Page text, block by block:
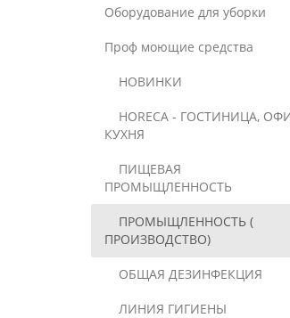
Оборудование для уборки
Проф моющие средства
НОВИНКИ
HORECA - ГОСТИНИЦА,
КУХНЯ
ПИЩЕВАЯ
ПРОМЫЩЛЕННОСТЬ
ПРОМЫЩЛЕННОСТЬ (
ПРОИЗВОДСТВО)
ОБЩАЯ ДЕЗИНФЕКЦИЯ
ЛИНИЯ ГИГИЕНЫ